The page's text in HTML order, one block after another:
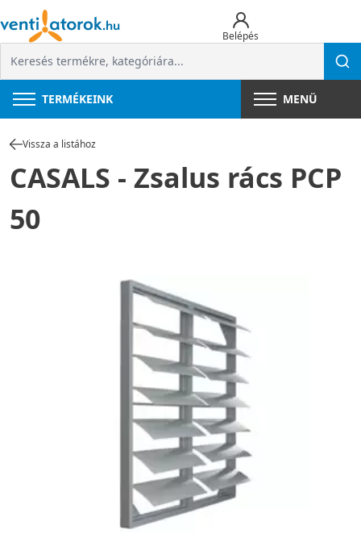
Belépés
TERMÉKEINK MENÜ
Vissza a listához
CASALS - Zsalus rács PCP
50